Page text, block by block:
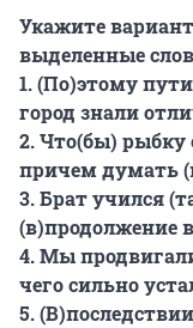
Укажите
выделенные
1. (По)этому
город знали
2. Что(бы) рыбку
причем думать
3. Брат учился
(в)продолжение
4. Мы
чего сильно
5.